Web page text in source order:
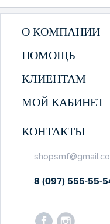
О КОМПАНИИ
ПОМОЩЬ
КЛИЕНТАМ
МОЙ КАБИНЕТ
КОНТАКТЫ
8 (097) 555-55-